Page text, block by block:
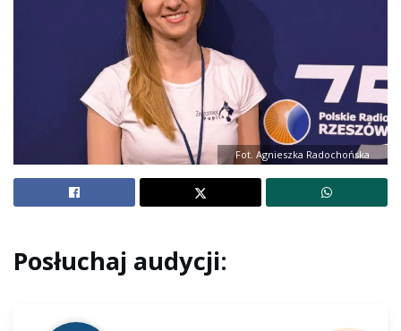
Fot. Agnieszka Radochońska
Posłuchaj audycji:
plików